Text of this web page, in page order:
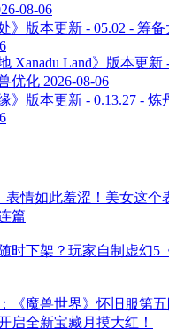
08-06
》版本更新 - 05.02 - 筹
Xanadu Land》版本更
优化 2026-08-06
》版本更新 - 0.13.27 -
表情如此羞涩！美女这个
篇
时下架？玩家自制虚幻5
《魔兽世界》怀旧服第
启全新宝藏月摸大红！